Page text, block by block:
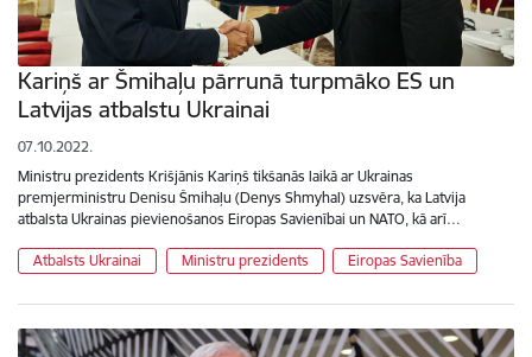
Kariņš ar Šmihaļu pārrunā turpmāko ES un
Latvijas atbalstu Ukrainai
07.10.2022.
Ministru prezidents Krišjānis Kariņš tikšanās laikā ar Ukrainas
premjerministru Denisu Šmihaļu (Denys Shmyhal) uzsvēra, ka Latvija
atbalsta Ukrainas pievienošanos Eiropas Savienībai un NATO, kā arī…
Atbalsts Ukrainai Ministru prezidents Eiropas Savienība